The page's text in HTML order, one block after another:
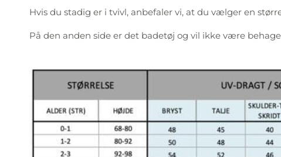
Hvis du stadig er i tvivl, anbefaler vi, at du vælger en
På den anden side er det badetøj og vil ikke være